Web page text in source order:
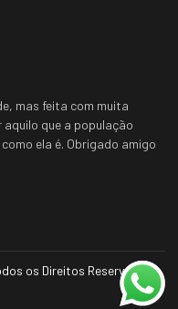
mas feita com muita
que a população
ela é. Obrigado amigo
os Direitos Reservados.